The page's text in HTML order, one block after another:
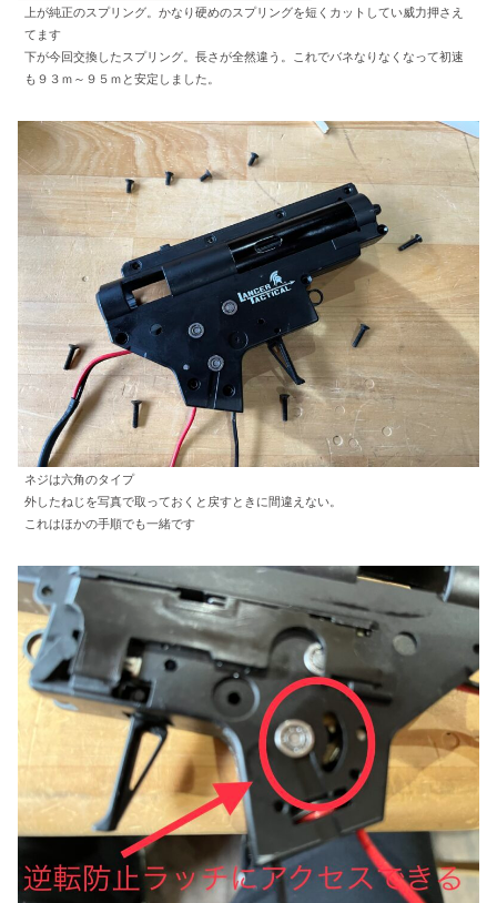
上が純正のスプリング。かなり硬めのスプリングを短くカットしてい威力押さえ
てます
下が今回交換したスプリング。長さが全然違う。これでバネなりなくなって初速
も９３ｍ～９５ｍと安定しました。
ネジは六角のタイプ
外したねじを写真で取っておくと戻すときに間違えない。
これはほかの手順でも一緒です